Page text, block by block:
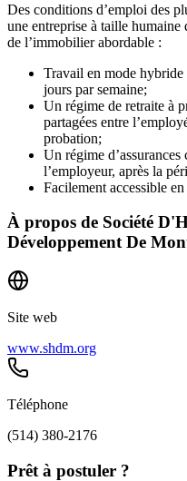
Des conditions d’emploi des
une entreprise à taille
de l’immobilier abordable :
Travail en mode
jours par semaine;
Un régime de retraite à
partagées entre
probation;
Un régime
l’employeur, après la
Facilement accessible
À propos de Société
Développement De
Site web
www.shdm.org
Téléphone
(514) 380-2176
Prêt à postuler ?